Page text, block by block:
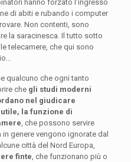
hanno forzato l’ingresso
di abiti e rubando i computer
Non contenti, sono
la saracinesca. Il tutto sotto
telecamere, che qui sono
qualcuno che ogni tanto
che gli studi moderni
nel giudicare
la funzione di
, che possono servire
genere vengono ignorate dal
città del Nord Europa,
finte , che funzionano più o